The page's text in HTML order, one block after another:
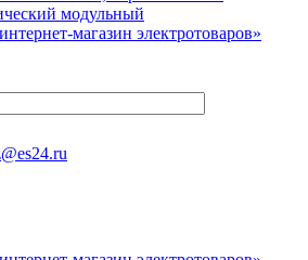
модульный